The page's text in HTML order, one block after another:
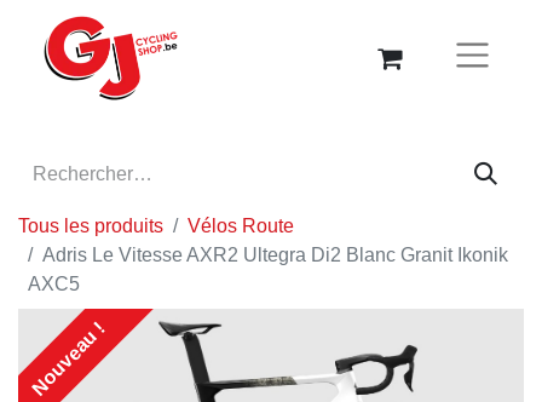
Tous les produits
Vélos Route
Adris Le Vitesse AXR2 Ultegra Di2 Blanc Granit Ikonik
AXC5
Nouveau !